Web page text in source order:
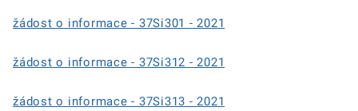
žádost o informace - 37Si301 - 2021
žádost o informace - 37Si312 - 2021
žádost o informace - 37Si313 - 2021